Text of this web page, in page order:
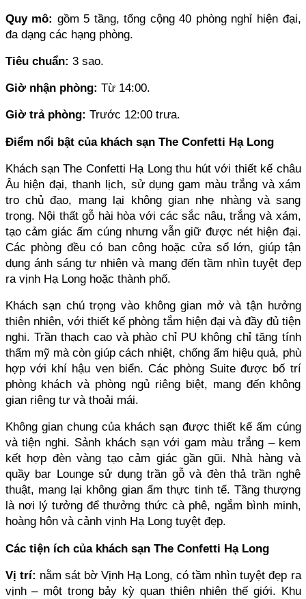
Quy mô: gồm 5 tầng, tổng cộng 40 phòng nghỉ hiện đại,
đa dạng các hạng phòng.
Tiêu chuẩn: 3 sao.
Giờ nhận phòng: Từ 14:00.
Giờ trả phòng: Trước 12:00 trưa.
Điểm nổi bật của khách sạn The Confetti Hạ Long
Khách sạn The Confetti Hạ Long thu hút với thiết kế châu
Âu hiện đại, thanh lịch, sử dụng gam màu trắng và xám
tro chủ đạo, mang lại không gian nhẹ nhàng và sang
trọng. Nội thất gỗ hài hòa với các sắc nâu, trắng và xám,
tạo cảm giác ấm cúng nhưng vẫn giữ được nét hiện đại.
Các phòng đều có ban công hoặc cửa sổ lớn, giúp tận
dụng ánh sáng tự nhiên và mang đến tầm nhìn tuyệt đẹp
ra vịnh Hạ Long hoặc thành phố.
Khách sạn chú trọng vào không gian mở và tận hưởng
thiên nhiên, với thiết kế phòng tắm hiện đại và đầy đủ tiện
nghi. Trần thạch cao và phào chỉ PU không chỉ tăng tính
thẩm mỹ mà còn giúp cách nhiệt, chống ẩm hiệu quả, phù
hợp với khí hậu ven biển. Các phòng Suite được bố trí
phòng khách và phòng ngủ riêng biệt, mang đến không
gian riêng tư và thoải mái.
Không gian chung của khách sạn được thiết kế ấm cúng
và tiện nghi. Sảnh khách sạn với gam màu trắng – kem
kết hợp đèn vàng tạo cảm giác gần gũi. Nhà hàng và
quầy bar Lounge sử dụng trần gỗ và đèn thả trần nghệ
thuật, mang lại không gian ẩm thực tinh tế. Tầng thượng
là nơi lý tưởng để thưởng thức cà phê, ngắm bình minh,
hoàng hôn và cảnh vịnh Hạ Long tuyệt đẹp.
Các tiện ích của khách sạn The Confetti Hạ Long
Vị trí: nằm sát bờ Vịnh Hạ Long, có tầm nhìn tuyệt đẹp ra
vịnh – một trong bảy kỳ quan thiên nhiên thế giới. Khu